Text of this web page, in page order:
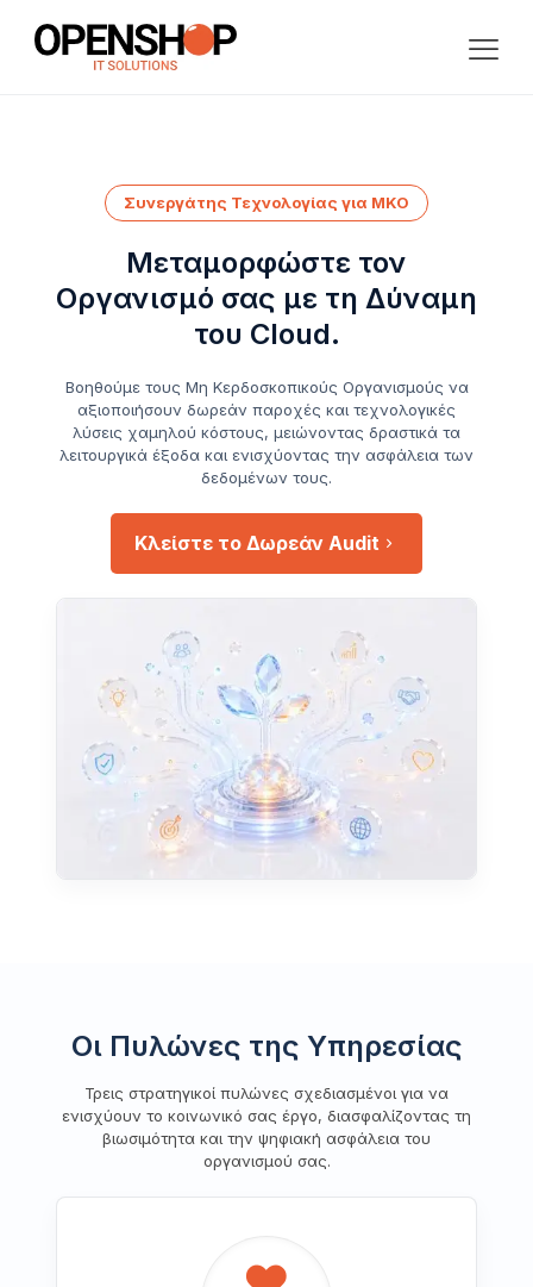
Συνεργάτης Τεχνολογίας για ΜΚΟ
Μεταμορφώστε τον
Οργανισμό σας με τη Δύναμη
του Cloud.
Βοηθούμε τους Μη Κερδοσκοπικούς Οργανισμούς να
αξιοποιήσουν δωρεάν παροχές και τεχνολογικές
λύσεις χαμηλού κόστους, μειώνοντας δραστικά τα
λειτουργικά έξοδα και ενισχύοντας την ασφάλεια των
δεδομένων τους.
Κλείστε το Δωρεάν Audit
Οι Πυλώνες της Υπηρεσίας
Τρεις στρατηγικοί πυλώνες σχεδιασμένοι για να
ενισχύουν το κοινωνικό σας έργο, διασφαλίζοντας τη
βιωσιμότητα και την ψηφιακή ασφάλεια του
οργανισμού σας.